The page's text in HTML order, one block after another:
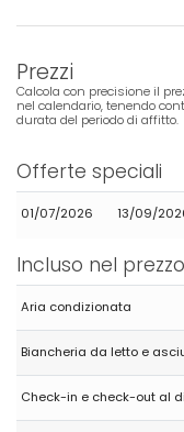
Prezzi
Calcola con precisione il
nel calendario, tenendo
durata del periodo di affitto.
Offerte speciali
01/07/2026 13/09/
Incluso nel
Aria condizionata
Biancheria da letto e
Check-in e check-out al